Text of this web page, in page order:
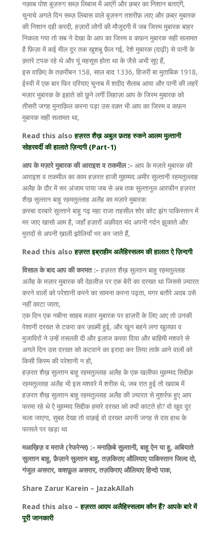
नक़ाब पोश बुज़रुग सब्ज़ लिबास में आएंगें और क़ब्र का निशान बताएंगें,
चुनाचे अगले दिन सब्ज़ लिबास वाले बुज़रुग तशरीफ़ लाए और क़ब्र मुबारक
की निशान दही करदी, हज़ारों लोगों की मौजूदगी में जब जिस्म मुबारक बाहर
निकला गया तो सब ने देखा के आप का जिस्म व कफ़न मुबारक सही सलामत
है फ़िज़ा में कई मील दूर तक खुशबू फ़ैल गई, रेशे मुबारक (दाढ़ी) से पानी के
क़तरे टपक रहे थे और यूं महसूस होता था के जैसे अभी सूए हैं,
इस वाक़िए के तक़रीबन 158, साल बाद 1336, हिजरी बा मुताबिक 1918,
ईस्वी में एक बार फिर दरियाए चुनाब में शदीद सैलाब आया और पानी की लहरें
मज़ार मुबारक के इहाते को छूने लगीं लिहाज़ा आप के जिस्म मुबारक को
तीसरी जगह मुन्तक़िल करना पड़ा उस वक़्त भी आप का जिस्म व कफ़न
मुबारक सही सलामत था,
Read this also हज़रत शैख़ अबुल फ़तह रुकने आलम मुल्तानी
सोहरवर्दी की हालाते ज़िन्दगी (Part-1)
आप के मज़ारे मुबारक की आराइश व तकमील :- आप के मज़ारे मुबारक की
आराइश व तकमील का काम हज़रत हाजी मुहम्मद अमीर सुल्तानी रहमतुल्लाह
अलैह के दौर में सर अंजाम पाया जब से अब तक सुल्तानुल आरफीन हज़रत
शैख़ सुल्तान बाहू रहमतुल्लाह अलैह का मज़ारे मुबारक:
क़स्बा दरबारे सुल्ताने बाहू गढ़ महा राजा तहसील शोर कोट झंग पाकिस्तान में
मर जाए खासो आम है, जहाँ हज़ारों अक़ीदत मंद अपनी गर्दन झुकाते और
मुरादों से अपनी ख़ाली झोलियाँ भर कर जाते हैं,
Read this alsoहज़रत इब्राहीम अलैहिस्सलम की हालात ऐ ज़िन्दगी
विसाल के बाद आप की करमत :- हज़रत शैख़ सुल्तान बाहू रहमतुल्लाह
अलैह के मज़ार मुबारक की देहलीज़ पर एक बेरी का दरख्त था जिससे ज़्यारत
करने वालों को परेशानी करने का सामना करना पढ़ता, मगर बतौरे अदब उसे
नहीं काटा जाता,
एक दिन एक नबीना साहब मज़ार मुबारक पर हाज़री के लिए आए तो उनकी
पेशानी दरख्त से टकरा कर ज़ख़्मी हुई, और खून बहने लगा खुलफ़ा व
मुजाविरों ने उन्हें तसल्ली दी और इलाज करवा दिया और बाहिमी मशवरे से
अगले दिन उस दरख्त को कटवाने का इरादा कर लिया ताके आने वालों को
किसी किस्म की परेशानी न हो,
हज़रत शैख़ सुल्तान बाहू रहमतुल्लाह अलैह के एक खलीफा मुहम्मद सिद्दीक़
रहमतुल्लाह अलैह भी इस मशवरे में शरीक थे, जब रात हुई तो खवाब में
हज़रत शैख़ सुल्तान बाहू रहमतुल्लाह अलैह की ज़्यारत से मुशर्रफ हुए आप
फरमा रहे थे ऐ मुहम्मद सिद्दीक हमारे दरख्त को क्यों काटते हो? वो खुद दूर
चला जाएगा, सुबह देखा तो वाक़ई वो दरख्त अपनी जगह से दस हाथ के
फासले पर खड़ा था
मआख़िज़ व मराजे (रेफरेन्स) :- मनाक़िबे सुल्तानी, बाहू ऐन या हू, अबियाते
सुल्तान बाहू, फ़ैज़ाने सुल्तान बाहू, तज़किराए औलियाए पाकिस्तान जिल्द दो,
गंजुल असरार, कशफ़ुल असरार, तज़किराए औलियाए हिन्दो पाक,
Share Zarur Karein – JazakAllah
Read this also – हज़रत आदम अलैहिस्सलाम कौन हैं? आपके बारे में
पूरी जानकारी